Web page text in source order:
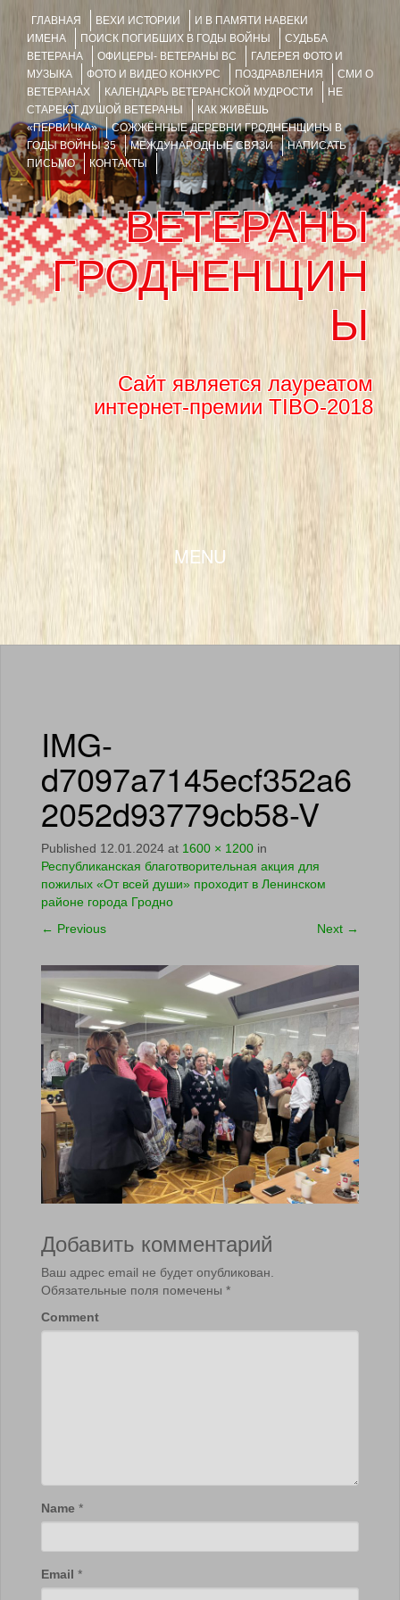
ГЛАВНАЯ ВЕХИ ИСТОРИИ
И В ПАМЯТИ НАВЕКИ
ИМЕНА
ПОИСК ПОГИБШИХ В ГОДЫ ВОЙНЫ
СУДЬБА
ВЕТЕРАНА
ОФИЦЕРЫ- ВЕТЕРАНЫ ВС
ГАЛЕРЕЯ ФОТО И
МУЗЫКА
ФОТО И ВИДЕО КОНКУРС ПОЗДРАВЛЕНИЯ
СМИ О
ВЕТЕРАНАХ
КАЛЕНДАРЬ ВЕТЕРАНСКОЙ МУДРОСТИ
НЕ
СТАРЕЮТ ДУШОЙ ВЕТЕРАНЫ
КАК ЖИВЁШЬ
«ПЕРВИЧКА»
СОЖЖЁННЫЕ ДЕРЕВНИ ГРОДНЕНЩИНЫ В
ГОДЫ ВОЙНЫ 35
МЕЖДУНАРОДНЫЕ СВЯЗИ
НАПИСАТЬ
ПИСЬМО
КОНТАКТЫ
ВЕТЕРАНЫ
ГРОДНЕНЩИН
Ы
Сайт является лауреатом
интернет-премии TIBO-2018
MENU
SKIP TO CONTENT
IMG-
d7097a7145ecf352a6
2052d93779cb58-V
Published 12.01.2024 at 1600 × 1200 in
Республиканская благотворительная акция для
пожилых «От всей души» проходит в Ленинском
районе города Гродно
← Previous Next →
Добавить комментарий
Ваш адрес email не будет опубликован.
Обязательные поля помечены *
Comment
Name *
Email *